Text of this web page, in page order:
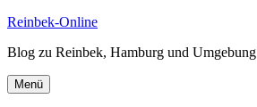
Zum
springen
Reinbek-Online
Blog zu Reinbek, Hamburg und Umgebung
Menü